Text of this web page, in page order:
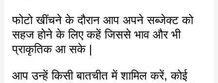
फोटो खींचने के दौरान आप अपने सब्जेक्ट को
सहज होने के लिए कहें जिससे भाव और भी
प्राकृतिक आ सके |
आप उन्हें किसी बातचीत में शामिल करें, कोई